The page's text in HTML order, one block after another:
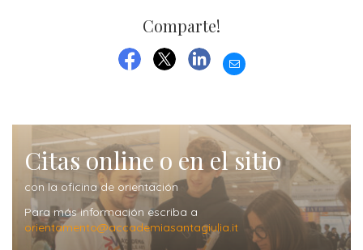
Contactos
Contáctenos
por
más
Citas online o en el sitio
con la oficina de orientación
Para más información escriba a
orientamento@accademiasantagiulia.it
Comparte!
LINKEDIN
EMAIL